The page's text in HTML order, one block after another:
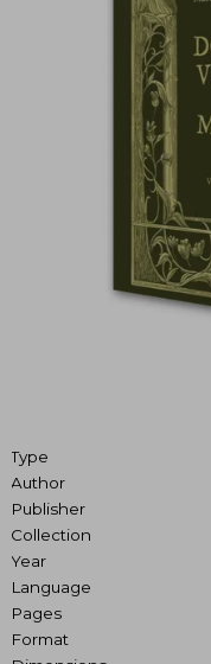
Type
Author
Publisher
Collection
Year
Language
Pages
Format